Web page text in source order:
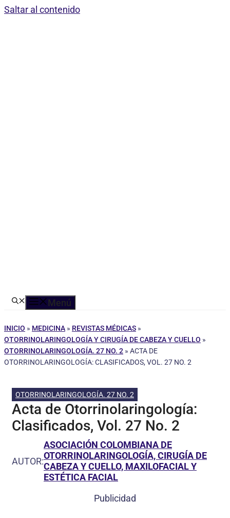
Saltar al contenido
Menú
INICIO » MEDICINA » REVISTAS MÉDICAS »
OTORRINOLARINGOLOGÍA Y CIRUGÍA DE CABEZA Y CUELLO »
OTORRINOLARINGOLOGÍA. 27 NO. 2 » ACTA DE
OTORRINOLARINGOLOGÍA: CLASIFICADOS, VOL. 27 NO. 2
OTORRINOLARINGOLOGÍA. 27 NO. 2
Acta de Otorrinolaringología:
Clasificados, Vol. 27 No. 2
AUTOR:
ASOCIACIÓN COLOMBIANA DE
OTORRINOLARINGOLOGÍA, CIRUGÍA DE
CABEZA Y CUELLO, MAXILOFACIAL Y
ESTÉTICA FACIAL
Publicidad